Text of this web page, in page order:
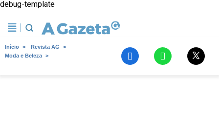
debug-template
Início
Revista AG
Moda e Beleza